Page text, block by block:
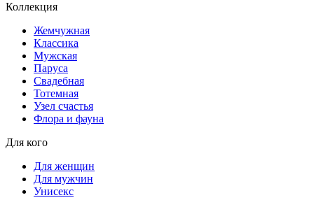
Коллекция
Жемчужная
Классика
Мужская
Паруса
Свадебная
Тотемная
Узел счастья
Флора и фауна
Для кого
Для женщин
Для мужчин
Унисекс